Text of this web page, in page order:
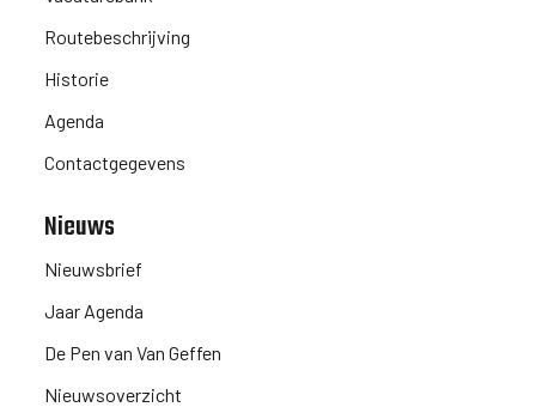
Routebeschrijving
Historie
Agenda
Contactgegevens
Nieuws
Nieuwsbrief
Jaar Agenda
De Pen van Van Geffen
Nieuwsoverzicht